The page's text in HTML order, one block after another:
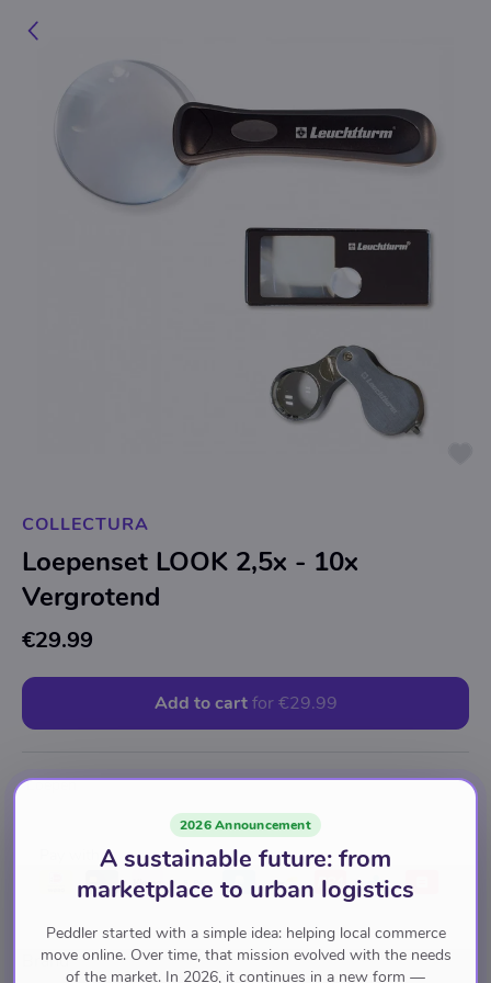
COLLECTURA
Loepenset LOOK 2,5x - 10x
Vergrotend
€29.99
Add to cart for €29.99
Loepen
Brand
2026 Announcement
A sustainable future: from
marketplace to urban logistics
Peddler started with a simple idea: helping local commerce
move online. Over time, that mission evolved with the needs
of the market. In 2026, it continues in a new form —